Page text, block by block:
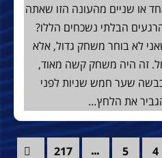
או שניים מהעונה הזו שאתה
הבלתי נשכחים הללו?
לא בוחר משחק גדול, אלא
זה היה משחק קשה מאוד,
כבשה שער חמש שניות לפני
את הלחץ…
4
5
…
217